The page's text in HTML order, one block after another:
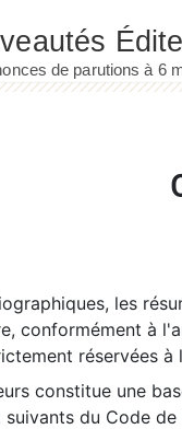
les
conformément à
réservées
constitue une
suivants du Code